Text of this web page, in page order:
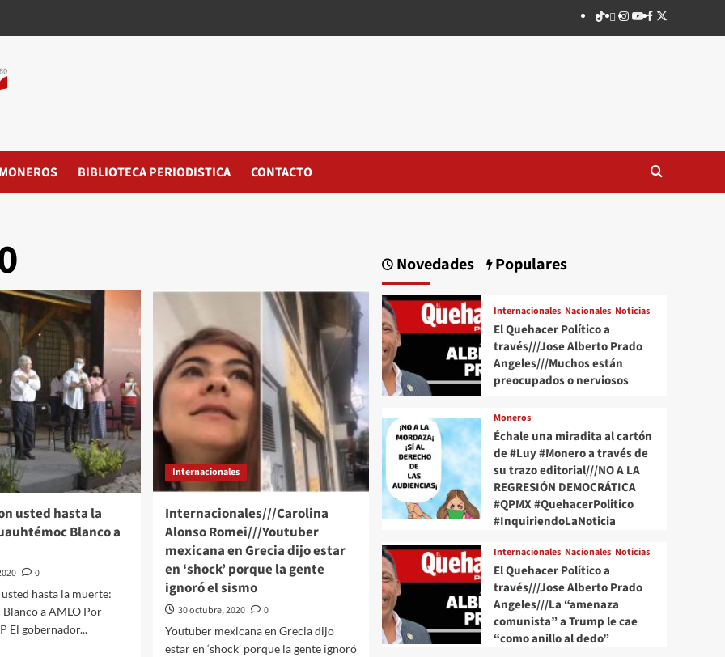
TikTok
threads
Instagram
Youtube
Facebook
X
MONEROS BIBLIOTECA PERIODISTICA CONTACTO
usted hasta la
Blanco a
0
hasta la muerte:
a AMLO Por
El gobernador...
Internacionales
Internacionales///Carolina
Alonso Romei///Youtuber
mexicana en Grecia dijo estar
en ‘shock’ porque la gente
ignoró el sismo
30 octubre, 2020
0
Youtuber mexicana en Grecia dijo
estar en ‘shock’ porque la gente ignoró
Novedades Populares
Internacionales Nacionales Noticias
El Quehacer Político a
través///Jose Alberto Prado
Angeles///Muchos están
preocupados o nerviosos
Moneros
Échale una miradita al cartón
de #Luy #Monero a través de
su trazo editorial///NO A LA
REGRESIÓN DEMOCRÁTICA
#QPMX #QuehacerPolitico
#InquiriendoLaNoticia
Internacionales Nacionales Noticias
El Quehacer Político a
través///Jose Alberto Prado
Angeles///La “amenaza
comunista” a Trump le cae
“como anillo al dedo”